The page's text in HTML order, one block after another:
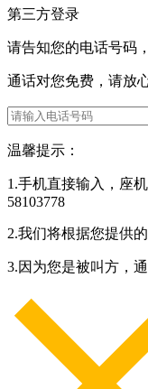
第三方登录
请告知您的电话号码
通话对您免费，请放
温馨提示：
1.手机直接输入，座
58103778
2.我们将根据您提供
3.因为您是被叫方，